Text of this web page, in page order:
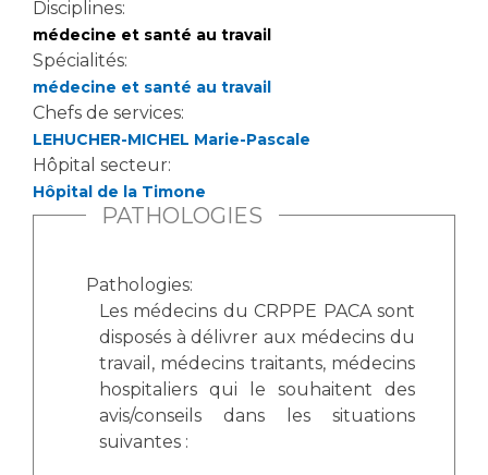
Disciplines:
médecine et santé au travail
Spécialités:
médecine et santé au travail
Chefs de services:
LEHUCHER-MICHEL Marie-Pascale
Hôpital secteur:
Hôpital de la Timone
PATHOLOGIES
Pathologies:
Les médecins du CRPPE PACA sont
disposés à délivrer aux médecins du
travail, médecins traitants, médecins
hospitaliers qui le souhaitent des
avis/conseils dans les situations
suivantes :